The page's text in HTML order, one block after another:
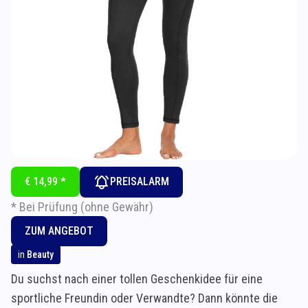
€ 14,99 * PREISALARM
* Bei Prüfung (ohne Gewähr)
ZUM ANGEBOT
in Beauty
Du suchst nach einer tollen Geschenkidee für eine
sportliche Freundin oder Verwandte? Dann könnte die